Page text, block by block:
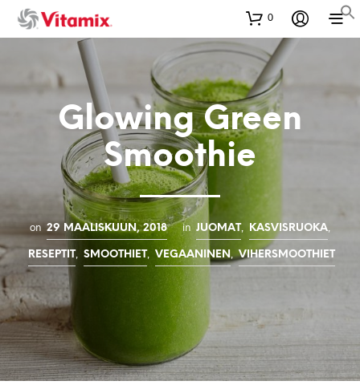
0
Glowing Green
Smoothie
on 29 MAALISKUUN, 2018 in JUOMAT, KASVISRUOKA
RESEPTIT, SMOOTHIET, VEGAANINEN VIHERSMOOTHIET